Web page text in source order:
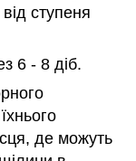
ступеня
6 - 8 діб.
де можуть